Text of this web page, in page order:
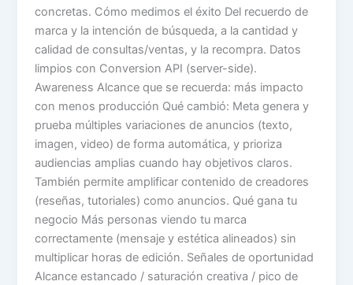
concretas. Cómo medimos el éxito Del recuerdo de
marca y la intención de búsqueda, a la cantidad y
calidad de consultas/ventas, y la recompra. Datos
limpios con Conversion API (server-side).
Awareness Alcance que se recuerda: más impacto
con menos producción Qué cambió: Meta genera y
prueba múltiples variaciones de anuncios (texto,
imagen, video) de forma automática, y prioriza
audiencias amplias cuando hay objetivos claros.
También permite amplificar contenido de creadores
(reseñas, tutoriales) como anuncios. Qué gana tu
negocio Más personas viendo tu marca
correctamente (mensaje y estética alineados) sin
multiplicar horas de edición. Señales de oportunidad
Alcance estancado / saturación creativa / pico de